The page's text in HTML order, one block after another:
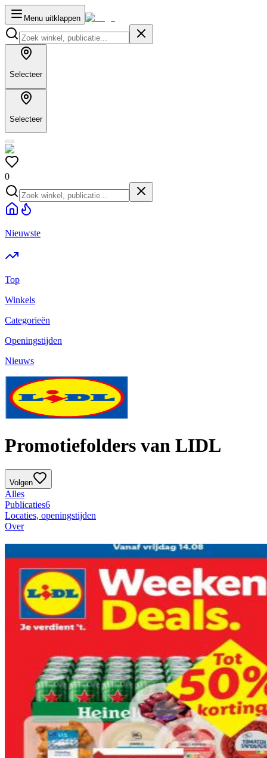
Menu uitklappen
Selecteer
Selecteer
0
Nieuwste
Top
Winkels
Categorieën
Openingstijden
Nieuws
Promotiefolders van LIDL
Volgen
Alles
Publicaties6
Locaties, openingstijden
Over